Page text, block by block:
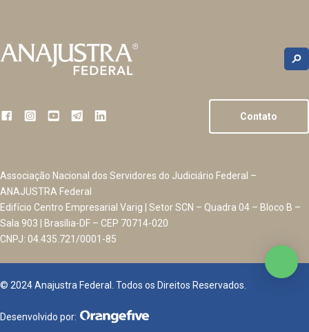
Contato
Associação Nacional dos Servidores do Judiciário Federal –
ANAJUSTRA Federal
Edifício Centro Empresarial Varig | Setor SCN – Quadra 04 – Bloco B –
Sala 903 | Brasília-DF – CEP 70714-020
CNPJ: 04.435.721/0001-85
© 2024 Anajustra Federal. Todos os Direitos Reservados.
Desenvolvido por: